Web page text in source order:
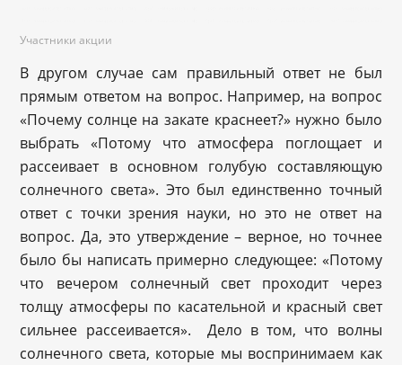
Участники акции
В другом случае сам правильный ответ не был
прямым ответом на вопрос. Например, на вопрос
«Почему солнце на закате краснеет?» нужно было
выбрать «Потому что атмосфера поглощает и
рассеивает в основном голубую составляющую
солнечного света». Это был единственно точный
ответ с точки зрения науки, но это не ответ на
вопрос. Да, это утверждение – верное, но точнее
было бы написать примерно следующее: «Потому
что вечером солнечный свет проходит через
толщу атмосферы по касательной и красный свет
сильнее рассеивается». Дело в том, что волны
солнечного света, которые мы воспринимаем как